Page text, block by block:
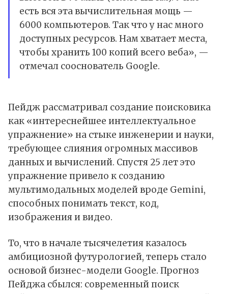
есть вся эта вычислительная мощь —
6000 компьютеров. Так что у нас много
доступных ресурсов. Нам хватает места,
чтобы хранить 100 копий всего веба», —
отмечал сооснователь Google.
Пейдж рассматривал создание поисковика
как «интереснейшее интеллектуальное
упражнение» на стыке инженерии и науки,
требующее слияния огромных массивов
данных и вычислений. Спустя 25 лет это
упражнение привело к созданию
мультимодальных моделей вроде Gemini,
способных понимать текст, код,
изображения и видео.
То, что в начале тысячелетия казалось
амбициозной футурологией, теперь стало
основой бизнес-модели Google. Прогноз
Пейджа сбылся: современный поиск